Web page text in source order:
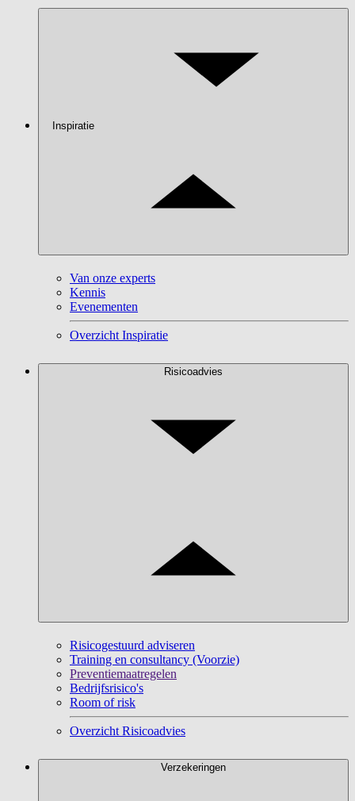
Inspiratie
Van onze experts
Kennis
Evenementen
Overzicht Inspiratie
Risicoadvies
Risicogestuurd adviseren
Training en consultancy (Voorzie)
Preventiemaatregelen
Bedrijfsrisico's
Room of risk
Overzicht Risicoadvies
Verzekeringen